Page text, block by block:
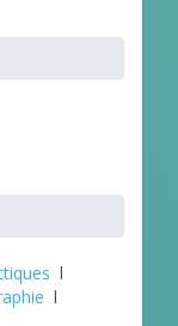
l
l